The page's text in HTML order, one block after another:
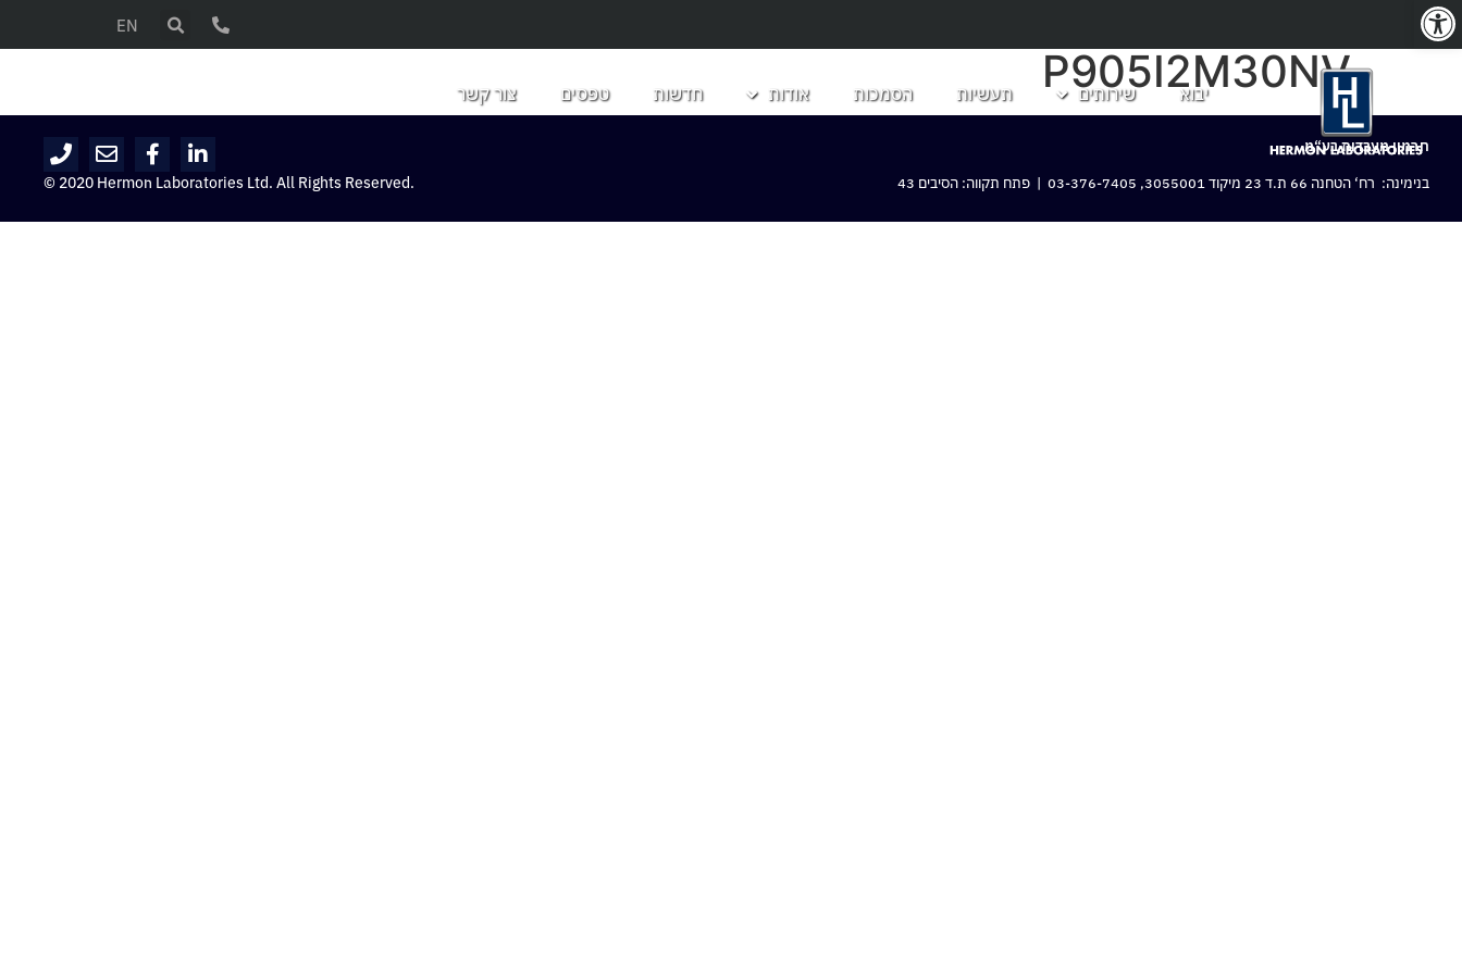
EN
יבוא שירותים תעשיות הסמכות אודות חדשות טפסים צור קשר P905I2M30NV
חרמון מעבדות בע“מ
בנימינה: רח‘ הטחנה 66 ת.ד 23 מיקוד 3055001,
03-376-7405 | פתח תקווה: הסיבים 43 © 2020 Hermon Laboratories Ltd. All Rights Reserved.